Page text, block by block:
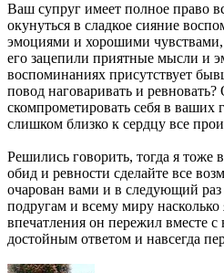
Ваш супруг имеет полное право
окунуться в сладкое сияние
эмоциями и хорошими чувствами,
его зацепили приятные мысли и
воспоминаниях присутствует
повод наговаривать и
скомпрометировать себя в ваших
слишком близко к сердцу все
Решились говорить, тогда я тоже
обид и ревности сделайте все
очарован вами и в следующий раз
подругам и всему миру
впечатления он пережил вместе
достойным ответом и навсегда